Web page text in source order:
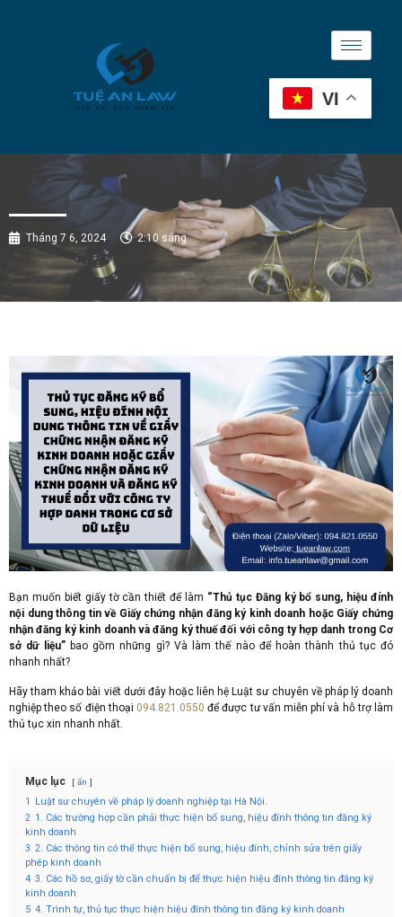
VI
Tháng 7 6, 2024 2:10 sáng
Bạn muốn biết giấy tờ cần thiết để làm “Thủ tục Đăng ký bổ sung, hiệu đính
nội dung thông tin về Giấy chứng nhận đăng ký kinh doanh hoặc Giấy chứng
nhận đăng ký kinh doanh và đăng ký thuế đối với công ty hợp danh trong Cơ
sở dữ liệu”bao gồm những gì? Và làm thế nào để hoàn thành thủ tục đó
nhanh nhất?
Hãy tham khảo bài viết dưới đây hoặc liên hệ Luật sư chuyên về pháp lý doanh
nghiệp theo số điện thoại 094.821.0550 để được tư vấn miễn phí và hỗ trợ làm
thủ tục xin nhanh nhất.
Mục lục ẩn
1
Luật sư chuyên về pháp lý doanh nghiệp tại Hà Nội.
2 1. Các trường hợp cần phải thực hiện bổ sung, hiệu đính thông tin đăng ký
kinh doanh
3 2. Các thông tin có thể thực hiện bố sung, hiệu đính, chỉnh sửa trên giấy
phép kinh doanh
4 3. Các hồ sơ, giấy tờ cần chuẩn bị để thực hiện hiệu đính thông tin đăng ký
kinh doanh
5 4. Trình tự, thủ tục thực hiện hiệu đính thông tin đăng ký kinh doanh